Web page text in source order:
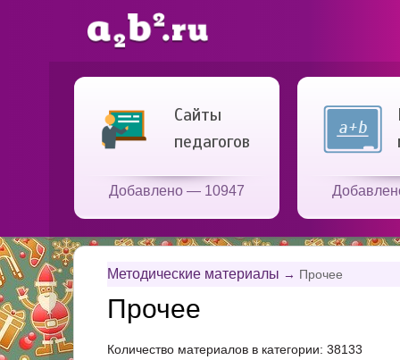
Сайты
педагогов
Добавлено — 10947
Методические материалы → Прочее
Прочее
Количество материалов в категории: 38133